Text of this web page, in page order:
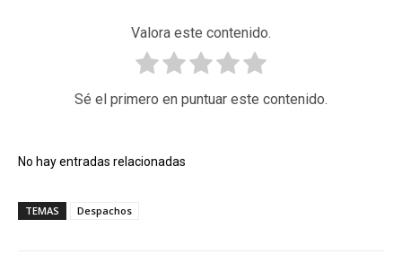
Valora este contenido.
Sé el primero en puntuar este contenido.
No hay entradas relacionadas
TEMAS Despachos